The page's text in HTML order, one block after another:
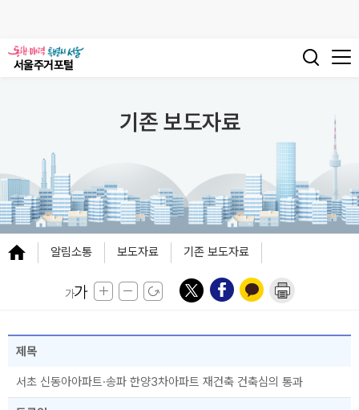
기존 보도자료
알림소통 보도자료 기존 보도자료
제목
서초 신동아아파트·송파 한양3차아파트 재건축 건축심의 통과